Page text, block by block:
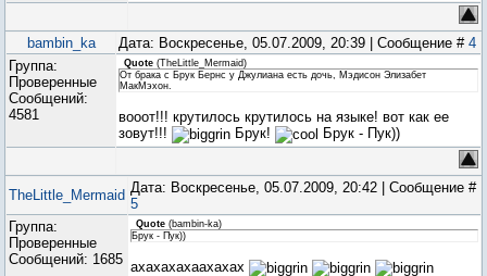
bambin_ka Дата: Воскресенье, 05.07.2009, 20:39 | Сообщение # 4
Группа:
Проверенные
Сообщений:
4581
Quote (TheLittle_Mermaid)
От брака с Брук Бернс у Джулиана есть дочь, Мэдисон Элизабет
МакМэхон.
вооот!!! крутилось крутилось на языке! вот как ее
зовут!!!
Брук! Брук - Пук))
TheLittle_Mermaid Дата: Воскресенье, 05.07.2009, 20:42 | Сообщение #
5
Группа:
Проверенные
Сообщений: 1685
Quote (bambin-ka)
Брук - Пук))
ахахахахаахахах